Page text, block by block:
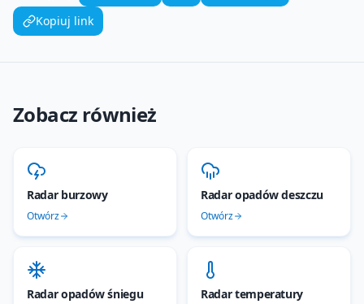
Kopiuj link
Zobacz również
Radar burzowy
Otwórz
Radar opadów deszczu
Otwórz
Radar opadów śniegu Radar temperatury